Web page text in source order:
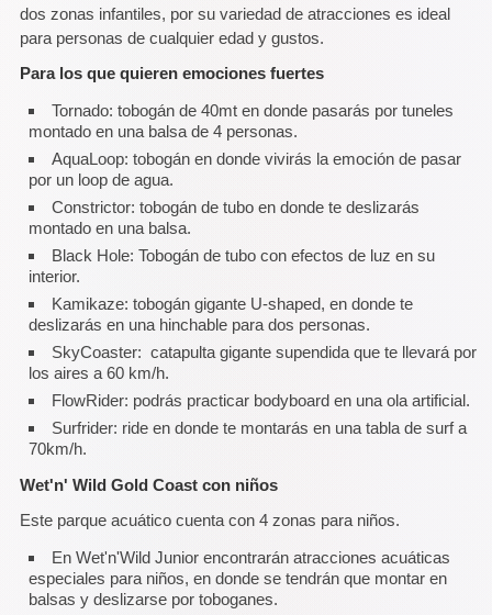
dos zonas infantiles, por su variedad de atracciones es ideal
para personas de cualquier edad y gustos.
Para los que quieren emociones fuertes
Tornado: tobogán de 40mt en donde pasarás por tuneles
montado en una balsa de 4 personas.
AquaLoop: tobogán en donde vivirás la emoción de pasar
por un loop de agua.
Constrictor: tobogán de tubo en donde te deslizarás
montado en una balsa.
Black Hole: Tobogán de tubo con efectos de luz en su
interior.
Kamikaze: tobogán gigante U-shaped, en donde te
deslizarás en una hinchable para dos personas.
SkyCoaster: catapulta gigante supendida que te llevará por
los aires a 60 km/h.
FlowRider: podrás practicar bodyboard en una ola artificial.
Surfrider: ride en donde te montarás en una tabla de surf a
70km/h.
Wet'n' Wild Gold Coast con niños
Este parque acuático cuenta con 4 zonas para niños.
En Wet'n'Wild Junior encontrarán atracciones acuáticas
especiales para niños, en donde se tendrán que montar en
balsas y deslizarse por toboganes.